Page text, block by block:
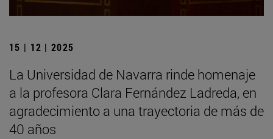
15 | 12 | 2025
La Universidad de Navarra rinde homenaje
a la profesora Clara Fernández Ladreda, en
agradecimiento a una trayectoria de más de
40 años